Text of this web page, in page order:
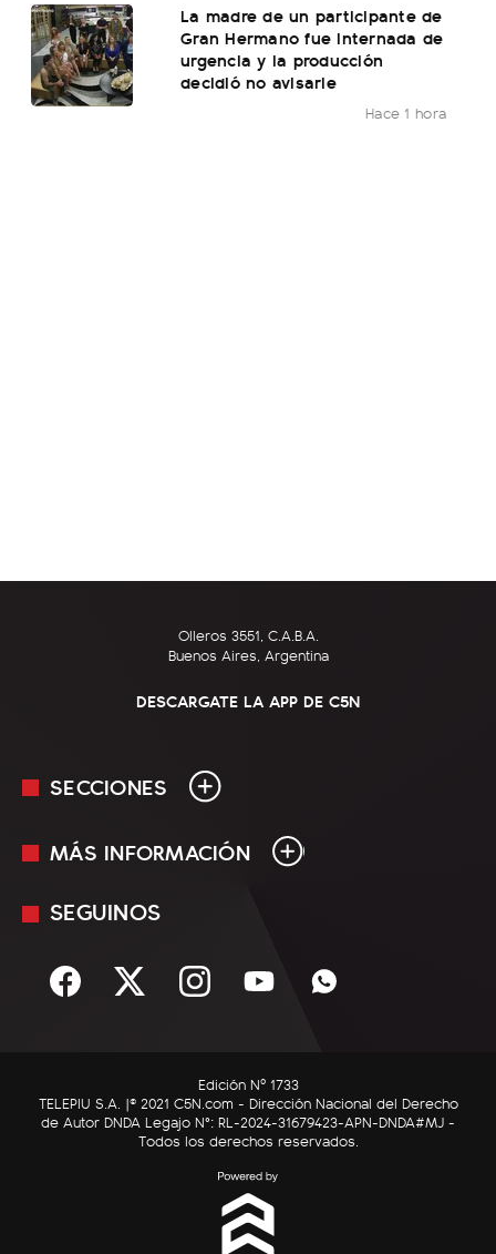
La madre de un participante de
Gran Hermano fue internada de
urgencia y la producción
decidió no avisarle
Hace 1 hora
Olleros 3551, C.A.B.A.
Buenos Aires, Argentina
DESCARGATE LA APP DE C5N
SECCIONES
En Vivo
Sociedad
C5N Autos
RatingCero
MÁS INFORMACIÓN
Mediakit
Términos y condiciones
SEGUINOS
Edición Nº 1733
TELEPIU S.A. |© 2021 C5N.com - Dirección Nacional del Derecho
de Autor DNDA Legajo N°: RL-2024-31679423-APN-DNDA#MJ -
Todos los derechos reservados.